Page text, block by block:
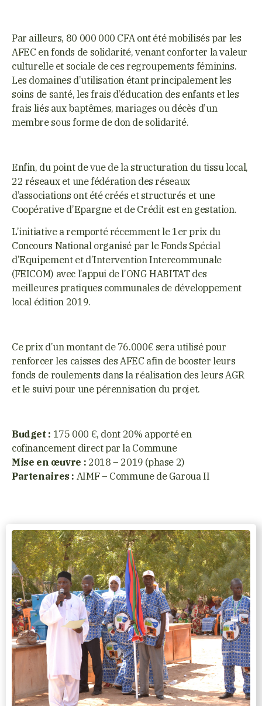
Par ailleurs, 80 000 000 CFA ont été mobilisés par les
AFEC en fonds de solidarité, venant conforter la valeur
culturelle et sociale de ces regroupements féminins.
Les domaines d’utilisation étant principalement les
soins de santé, les frais d’éducation des enfants et les
frais liés aux baptêmes, mariages ou décès d’un
membre sous forme de don de solidarité.
Enfin, du point de vue de la structuration du tissu local,
22 réseaux et une fédération des réseaux
d’associations ont été créés et structurés et une
Coopérative d’Epargne et de Crédit est en gestation.
L’initiative a remporté récemment le 1er prix du
Concours National organisé par le Fonds Spécial
d’Equipement et d’Intervention Intercommunale
(FEICOM) avec l’appui de l’ONG HABITAT des
meilleures pratiques communales de développement
local édition 2019.
Ce prix d’un montant de 76.000€ sera utilisé pour
renforcer les caisses des AFEC afin de booster leurs
fonds de roulements dans la réalisation des leurs AGR
et le suivi pour une pérennisation du projet.
Budget : 175 000 €, dont 20% apporté en
cofinancement direct par la Commune
Mise en œuvre : 2018 – 2019 (phase 2)
Partenaires : AIMF – Commune de Garoua II